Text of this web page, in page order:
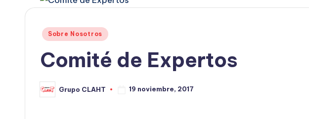
Sobre Nosotros
Comité de Expertos
Grupo CLAHT 19 noviembre, 2017